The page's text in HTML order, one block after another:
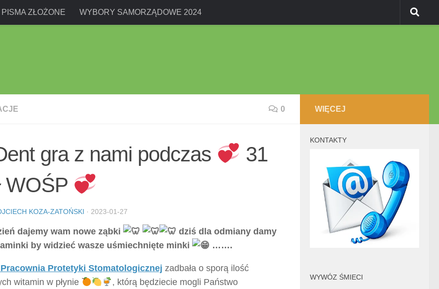
PISMA ZŁOŻONE WYBORY SAMORZĄDOWE 2024
0
gra z nami podczas
31
WOŚP
KOZA-ZATOŃSKI · 2023-01-27
dajemy wam nowe ząbki
dziś dla odmiany damy
by widzieć wasze uśmiechnięte minki
…….
Protetyki Stomatologicznej zadbała o sporą ilość
witamin w płynie
, którą będziecie mogli Państwo
WIĘCEJ
KONTAKTY
WYWÓZ ŚMIECI